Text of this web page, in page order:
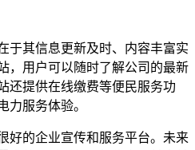
于其信息更新及时、内容丰富实
，用户可以随时了解公司的最新
还提供在线缴费等便民服务功
力服务体验。
好的企业宣传和服务平台。未来